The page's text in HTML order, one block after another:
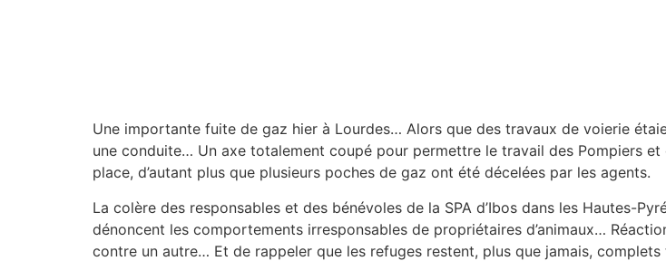
Une importante fuite de gaz hier à Lourdes… Alors que des travaux de voierie
une conduite… Un axe totalement coupé pour permettre le travail des Pompiers
place, d’autant plus que plusieurs poches de gaz ont été décelées par les agents.
La colère des responsables et des bénévoles de la SPA d’Ibos dans les Hautes-
dénoncent les comportements irresponsables de propriétaires d’animaux…
contre un autre… Et de rappeler que les refuges restent, plus que jamais,